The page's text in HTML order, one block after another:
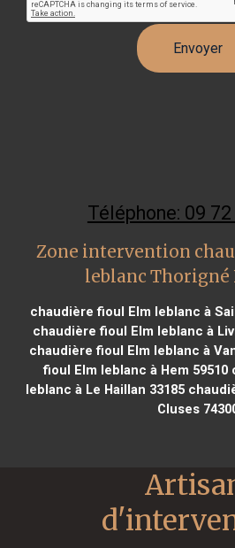
Téléphone: 09
Zone intervention
leblanc Thorigné
chaudière fioul Elm leblanc à
chaudière fioul Elm leblanc à
chaudière fioul Elm leblanc à
fioul Elm leblanc à Hem 59510
leblanc à Le Haillan 33185
Cluses